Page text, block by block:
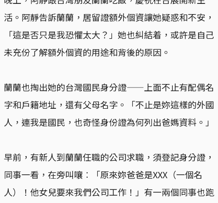
活。阿靜告訴蘭蘭，居留證額外個資讓她疑惑和不安，
「這是否只是我恐懼太大？」她也糾結着，或許是自己
未充份了解額外個資的用途和背後的原因。
蘭蘭也掏出她的台灣國民身分證——上面不止有配偶名
字和戶籍地址，還有父母名字。「不止是妳這樣的外國
人，連我是國民，也奇怪身份證為何列出爸媽資料。」
早前，有新人到蘭蘭任職的公司求職，須登記身分證，
同事一看，在旁叫嚷︰「原來妳爸爸是XXX（一個名
人）！他女兒要來我們公司工作！」有一兩個同事也跑